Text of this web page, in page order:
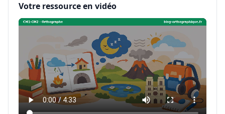
Votre ressource en vidéo